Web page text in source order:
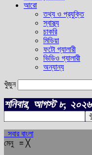
আরো
তথ্য ও প্রযুক্তি
স্বাস্থ্য
চাকরি
মিডিয়া
ফটো গ্যালারী
ভিডিও গ্যালারী
অন্যান্য
খুঁজুন
শনিবার, আগস্ট ৮, ২০২৬
সবার বাংলা
মেনু ≡ ╳